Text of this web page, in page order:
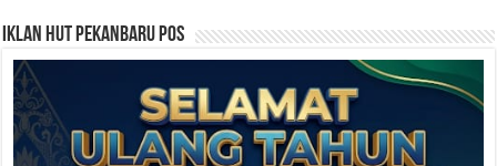
Iklan HUT Pekanbaru Pos